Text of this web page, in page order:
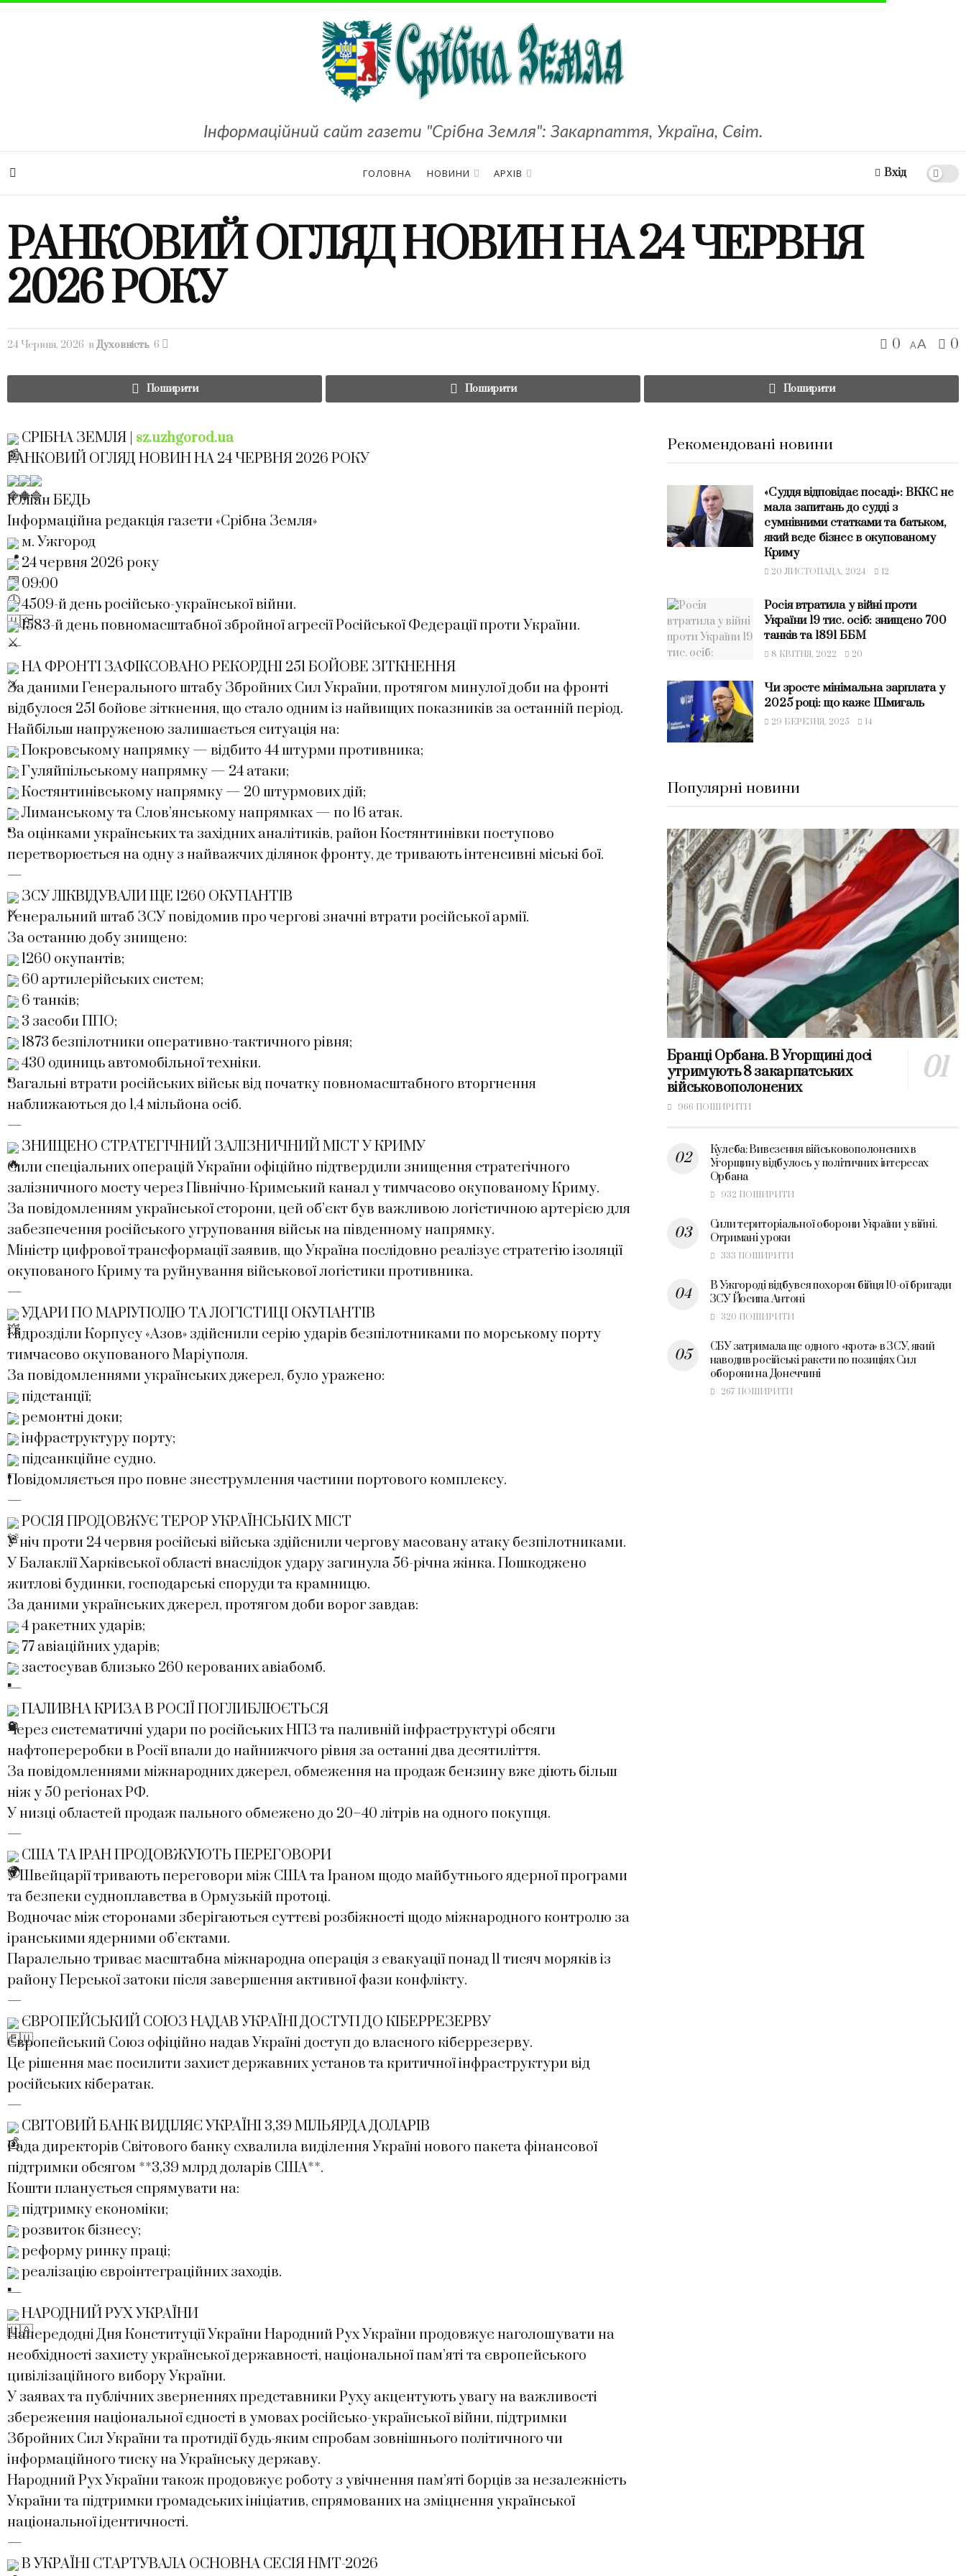
Інформаційний сайт газети "Срібна Земля": Закарпаття, Україна, Світ.
ГОЛОВНА НОВИНИ АРХІВ Вхід
РАНКОВИЙ ОГЛЯД НОВИН НА 24 ЧЕРВНЯ
2026 РОКУ
24 Червня, 2026 в Духовність 6 0 AA 0
Поширити Поширити Поширити
СРІБНА ЗЕМЛЯ | sz.uzhgorod.ua
РАНКОВИЙ ОГЛЯД НОВИН НА 24 ЧЕРВНЯ 2026 РОКУ
Юліан БЕДЬ
Інформаційна редакція газети «Срібна Земля»
м. Ужгород
24 червня 2026 року
09:00
4509-й день російсько-української війни.
1583-й день повномасштабної збройної агресії Російської Федерації проти України.
—
НА ФРОНТІ ЗАФІКСОВАНО РЕКОРДНІ 251 БОЙОВЕ ЗІТКНЕННЯ
За даними Генерального штабу Збройних Сил України, протягом минулої доби на фронті
відбулося 251 бойове зіткнення, що стало одним із найвищих показників за останній період.
Найбільш напруженою залишається ситуація на:
Покровському напрямку — відбито 44 штурми противника;
Гуляйпільському напрямку — 24 атаки;
Костянтинівському напрямку — 20 штурмових дій;
Лиманському та Слов’янському напрямках — по 16 атак.
За оцінками українських та західних аналітиків, район Костянтинівки поступово
перетворюється на одну з найважчих ділянок фронту, де тривають інтенсивні міські бої.
—
ЗСУ ЛІКВІДУВАЛИ ЩЕ 1260 ОКУПАНТІВ
Генеральний штаб ЗСУ повідомив про чергові значні втрати російської армії.
За останню добу знищено:
1260 окупантів;
60 артилерійських систем;
6 танків;
3 засоби ППО;
1873 безпілотники оперативно-тактичного рівня;
430 одиниць автомобільної техніки.
Загальні втрати російських військ від початку повномасштабного вторгнення
наближаються до 1,4 мільйона осіб.
—
ЗНИЩЕНО СТРАТЕГІЧНИЙ ЗАЛІЗНИЧНИЙ МІСТ У КРИМУ
Сили спеціальних операцій України офіційно підтвердили знищення стратегічного
залізничного мосту через Північно-Кримський канал у тимчасово окупованому Криму.
За повідомленням української сторони, цей об’єкт був важливою логістичною артерією для
забезпечення російського угруповання військ на південному напрямку.
Міністр цифрової трансформації заявив, що Україна послідовно реалізує стратегію ізоляції
окупованого Криму та руйнування військової логістики противника.
—
УДАРИ ПО МАРІУПОЛЮ ТА ЛОГІСТИЦІ ОКУПАНТІВ
Підрозділи Корпусу «Азов» здійснили серію ударів безпілотниками по морському порту
тимчасово окупованого Маріуполя.
За повідомленнями українських джерел, було уражено:
підстанції;
ремонтні доки;
інфраструктуру порту;
підсанкційне судно.
Повідомляється про повне знеструмлення частини портового комплексу.
—
РОСІЯ ПРОДОВЖУЄ ТЕРОР УКРАЇНСЬКИХ МІСТ
У ніч проти 24 червня російські війська здійснили чергову масовану атаку безпілотниками.
У Балаклії Харківської області внаслідок удару загинула 56-річна жінка. Пошкоджено
житлові будинки, господарські споруди та крамницю.
За даними українських джерел, протягом доби ворог завдав:
4 ракетних ударів;
77 авіаційних ударів;
застосував близько 260 керованих авіабомб.
—
ПАЛИВНА КРИЗА В РОСІЇ ПОГЛИБЛЮЄТЬСЯ
Через систематичні удари по російських НПЗ та паливній інфраструктурі обсяги
нафтопереробки в Росії впали до найнижчого рівня за останні два десятиліття.
За повідомленнями міжнародних джерел, обмеження на продаж бензину вже діють більш
ніж у 50 регіонах РФ.
У низці областей продаж пального обмежено до 20–40 літрів на одного покупця.
—
США ТА ІРАН ПРОДОВЖУЮТЬ ПЕРЕГОВОРИ
У Швейцарії тривають переговори між США та Іраном щодо майбутнього ядерної програми
та безпеки судноплавства в Ормузькій протоці.
Водночас між сторонами зберігаються суттєві розбіжності щодо міжнародного контролю за
іранськими ядерними об’єктами.
Паралельно триває масштабна міжнародна операція з евакуації понад 11 тисяч моряків із
району Перської затоки після завершення активної фази конфлікту.
—
ЄВРОПЕЙСЬКИЙ СОЮЗ НАДАВ УКРАЇНІ ДОСТУП ДО КІБЕРРЕЗЕРВУ
Європейський Союз офіційно надав Україні доступ до власного кіберрезерву.
Це рішення має посилити захист державних установ та критичної інфраструктури від
російських кібератак.
—
СВІТОВИЙ БАНК ВИДІЛЯЄ УКРАЇНІ 3,39 МІЛЬЯРДА ДОЛАРІВ
Рада директорів Світового банку схвалила виділення Україні нового пакета фінансової
підтримки обсягом **3,39 млрд доларів США**.
Кошти планується спрямувати на:
підтримку економіки;
розвиток бізнесу;
реформу ринку праці;
реалізацію євроінтеграційних заходів.
—
НАРОДНИЙ РУХ УКРАЇНИ
Напередодні Дня Конституції України Народний Рух України продовжує наголошувати на
необхідності захисту української державності, національної пам’яті та європейського
цивілізаційного вибору України.
У заявах та публічних зверненнях представники Руху акцентують увагу на важливості
збереження національної єдності в умовах російсько-української війни, підтримки
Збройних Сил України та протидії будь-яким спробам зовнішнього політичного чи
інформаційного тиску на Українську державу.
Народний Рух України також продовжує роботу з увічнення пам’яті борців за незалежність
України та підтримки громадських ініціатив, спрямованих на зміцнення української
національної ідентичності.
—
В УКРАЇНІ СТАРТУВАЛА ОСНОВНА СЕСІЯ НМТ-2026
Рекомендовані новини
«Суддя відповідає посаді»: ВККС не
мала запитань до судді з
сумнівними статками та батьком,
який веде бізнес в окупованому
Криму
20 ЛИСТОПАДА, 2024 12
Росія втратила у війні проти
України 19 тис. осіб: знищено 700
танків та 1891 ББМ
8 КВІТНЯ, 2022 20
Чи зросте мінімальна зарплата у
2025 році: що каже Шмигаль
29 БЕРЕЗНЯ, 2025 14
Популярні новини
Бранці Орбана. В Угорщині досі
утримують 8 закарпатських
військовополонених
966 ПОШИРИТИ
Кулеба: Вивезення військовополонених в
Угорщину відбулось у політичних інтересах
Орбана
932 ПОШИРИТИ
Сили територіальної оборони України у війні.
Отримані уроки
333 ПОШИРИТИ
В Ужгороді відбувся похорон бійця 10-ої бригади
ЗСУ Йосипа Антоні
320 ПОШИРИТИ
СБУ затримала ще одного «крота» в ЗСУ, який
наводив російські ракети по позиціях Сил
оборони на Донеччині
267 ПОШИРИТИ